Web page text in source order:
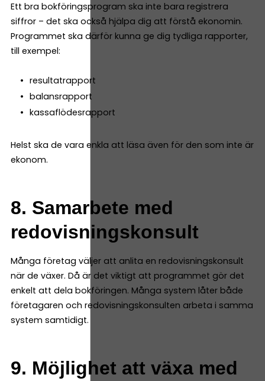
Ett bra bokföringsprogram ska inte bara registrera
siffror – det ska också hjälpa dig att förstå ekonomin.
Programmet ska därför kunna ge dig tydliga rapporter,
till exempel:
resultatrapport
balansrapport
kassaflödesrapport
Helst ska de vara enkla att läsa även för den som inte är
ekonom.
8. Samarbete med
redovisningskonsult
Många företag väljer att anlita en redovisningskonsult
när de växer. Då är det viktigt att programmet gör det
enkelt att dela bokföringen. Många system låter både
företagaren och redovisningskonsulten arbeta i samma
system samtidigt.
9. Möjlighet att växa med